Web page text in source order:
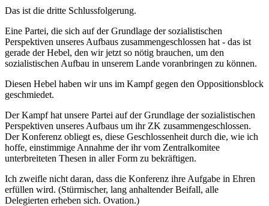
Das ist die dritte Schlussfolgerung.
Eine Partei, die sich auf der Grundlage der sozialistischen
Perspektiven unseres Aufbaus zusammengeschlossen hat - das ist
gerade der Hebel, den wir jetzt so nötig brauchen, um den
sozialistischen Aufbau in unserem Lande voranbringen zu können.
Diesen Hebel haben wir uns im Kampf gegen den Oppositionsblock
geschmiedet.
Der Kampf hat unsere Partei auf der Grundlage der sozialistischen
Perspektiven unseres Aufbaus um ihr ZK zusammengeschlossen.
Der Konferenz obliegt es, diese Geschlossenheit durch die, wie ich
hoffe, einstimmige Annahme der ihr vom Zentralkomitee
unterbreiteten Thesen in aller Form zu bekräftigen.
Ich zweifle nicht daran, dass die Konferenz ihre Aufgabe in Ehren
erfüllen wird. (Stürmischer, lang anhaltender Beifall, alle
Delegierten erheben sich. Ovation.)